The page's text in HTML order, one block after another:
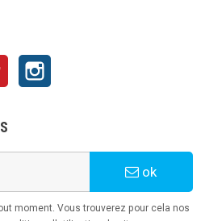
Pinterest
ok
moment. Vous trouverez pour cela nos